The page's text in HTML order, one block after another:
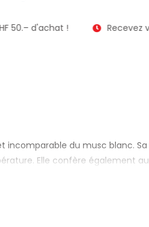
50.– d'achat ! Recevez
incomparable du musc blanc.
Elle confère également